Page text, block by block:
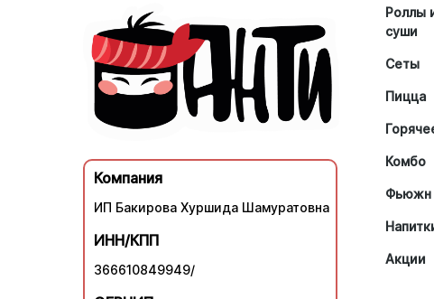
Компания
ИП Бакирова Хуршида Шамуратовна
ИНН/КПП
366610849949/
Роллы
суши
Сеты
Пицца
Комбо
Фьюжн
Акции